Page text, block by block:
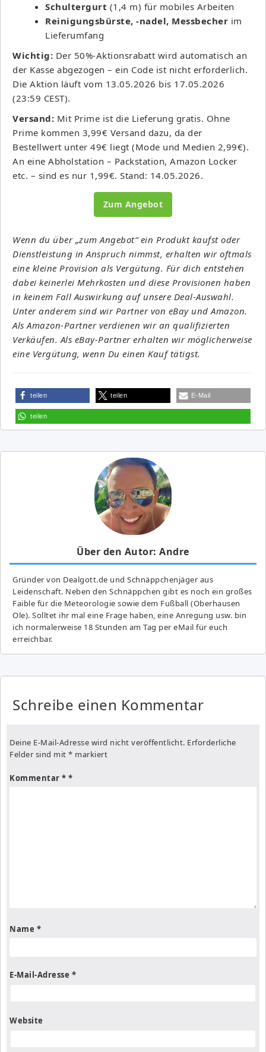
Schultergurt (1,4 m) für mobiles Arbeiten
Reinigungsbürste, -nadel, Messbecher im
Lieferumfang
Wichtig: Der 50%-Aktionsrabatt wird automatisch an
der Kasse abgezogen – ein Code ist nicht erforderlich.
Die Aktion läuft vom 13.05.2026 bis 17.05.2026
(23:59 CEST).
Versand: Mit Prime ist die Lieferung gratis. Ohne
Prime kommen 3,99€ Versand dazu, da der
Bestellwert unter 49€ liegt (Mode und Medien 2,99€).
An eine Abholstation – Packstation, Amazon Locker
etc. – sind es nur 1,99€. Stand: 14.05.2026.
Zum Angebot
Wenn du über „zum Angebot“ ein Produkt kaufst oder
Dienstleistung in Anspruch nimmst, erhalten wir oftmals
eine kleine Provision als Vergütung. Für dich entstehen
dabei keinerlei Mehrkosten und diese Provisionen haben
in keinem Fall Auswirkung auf unsere Deal-Auswahl.
Unter anderem sind wir Partner von eBay und Amazon.
Als Amazon-Partner verdienen wir an qualifizierten
Verkäufen. Als eBay-Partner erhalten wir möglicherweise
eine Vergütung, wenn Du einen Kauf tätigst.
teilen teilen E-Mail
teilen
Über den Autor: Andre
Gründer von Dealgott.de und Schnäppchenjäger aus
Leidenschaft. Neben den Schnäppchen gibt es noch ein großes
Fai­ble für die Meteorologie sowie dem Fußball (Oberhausen
Ole). Solltet ihr mal eine Frage haben, eine Anregung usw. bin
ich normalerweise 18 Stunden am Tag per eMail für euch
erreichbar.
Schreibe einen Kommentar
Deine E-Mail-Adresse wird nicht veröffentlicht. Erforderliche
Felder sind mit * markiert
Kommentar *
Name *
E-Mail-Adresse *
Website